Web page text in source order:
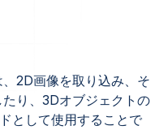
2D画像を取り込み、そ
り、3Dオブジェクトの
として使用することで